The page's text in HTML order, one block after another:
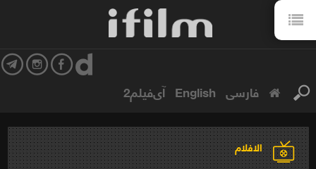
فارسی English آی‌فیلم2
الافلام